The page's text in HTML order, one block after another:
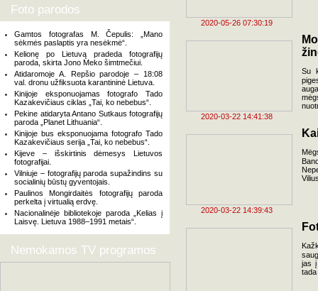
Foto parodos
Gamtos fotografas M. Čepulis: „Mano
sėkmės paslaptis yra nesėkmė“.
Kelionę po Lietuvą pradeda fotografijų
paroda, skirta Jono Meko šimtmečiui.
Atidaromoje A. Repšio parodoje – 18:08
val. dronu užfiksuota karantininė Lietuva.
Kinijoje eksponuojamas fotografo Tado
Kazakevičiaus ciklas „Tai, ko nebebus“.
Pekine atidaryta Antano Sutkaus fotografijų
paroda „Planet Lithuania“.
Kinijoje bus eksponuojama fotografo Tado
Kazakevičiaus serija „Tai, ko nebebus“.
Kijeve – išskirtinis dėmesys Lietuvos
fotografijai.
Vilniuje – fotografijų paroda supažindins su
socialinių būstų gyventojais.
Paulinos Mongirdaitės fotografijų paroda
perkelta į virtualią erdvę.
Nacionalinėje bibliotekoje paroda „Kelias į
Laisvę. Lietuva 1988–1991 metais“.
Nemokamos TV programos
2020-05-26 07:30:19
2020-03-22 14:41:38
Su
2020-03-22 14:39:43
jas į